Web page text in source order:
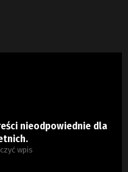
nieodpowiednie dla
wpis